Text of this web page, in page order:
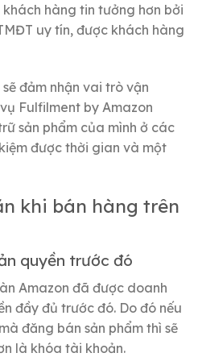
hàng tin tưởng hơn bởi
uy tín, được khách hàng
đảm nhận vai trò vận
Fulfilment by Amazon
sản phẩm của mình ở các
được thời gian và một
khi bán hàng trên
quyền trước đó
Amazon đã được doanh
đầy đủ trước đó. Do đó nếu
đăng bán sản phẩm thì sẽ
là khóa tài khoản.